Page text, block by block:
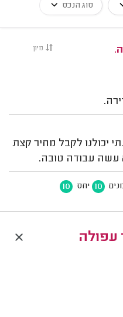
סוג הנכס
מיון
יכולנו לקבל מחיר קצת
עשה עבודה טובה.
10 יחס 10
עפולה